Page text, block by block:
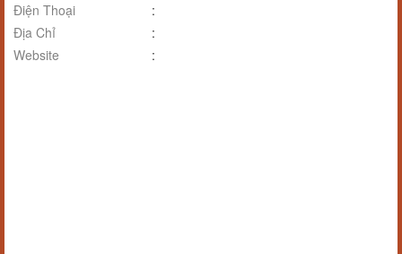
Điện Thoại
:
Địa Chỉ
:
Website
: